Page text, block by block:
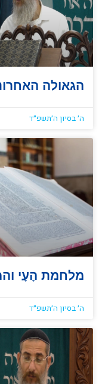
הגאולה
ה׳ בסיון ה׳תשפ״ד
מלחמת הָעָי
ה׳ בסיון ה׳תשפ״ד